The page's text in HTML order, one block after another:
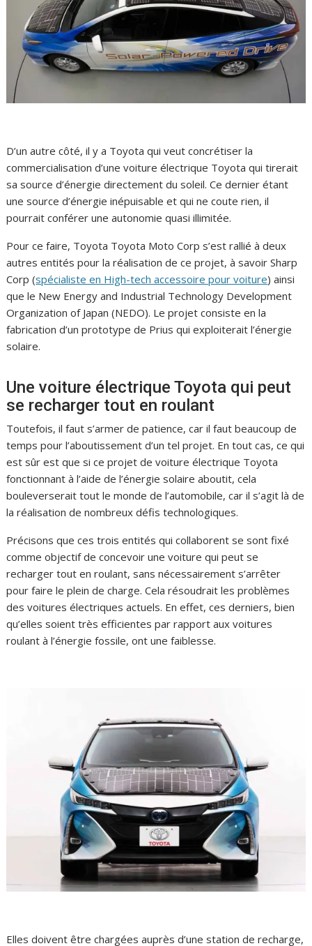
D’un autre côté, il y a Toyota qui veut concrétiser la
commercialisation d’une voiture électrique Toyota qui tirerait
sa source d’énergie directement du soleil. Ce dernier étant
une source d’énergie inépuisable et qui ne coute rien, il
pourrait conférer une autonomie quasi illimitée.
Pour ce faire, Toyota Toyota Moto Corp s’est rallié à deux
autres entités pour la réalisation de ce projet, à savoir Sharp
Corp (spécialiste en High-tech accessoire pour voiture) ainsi
que le New Energy and Industrial Technology Development
Organization of Japan (NEDO). Le projet consiste en la
fabrication d’un prototype de Prius qui exploiterait l’énergie
solaire.
Une voiture électrique Toyota qui peut
se recharger tout en roulant
Toutefois, il faut s’armer de patience, car il faut beaucoup de
temps pour l’aboutissement d’un tel projet. En tout cas, ce qui
est sûr est que si ce projet de voiture électrique Toyota
fonctionnant à l’aide de l’énergie solaire aboutit, cela
bouleverserait tout le monde de l’automobile, car il s’agit là de
la réalisation de nombreux défis technologiques.
Précisons que ces trois entités qui collaborent se sont fixé
comme objectif de concevoir une voiture qui peut se
recharger tout en roulant, sans nécessairement s’arrêter
pour faire le plein de charge. Cela résoudrait les problèmes
des voitures électriques actuels. En effet, ces derniers, bien
qu’elles soient très efficientes par rapport aux voitures
roulant à l’énergie fossile, ont une faiblesse.
Elles doivent être chargées auprès d’une station de recharge,